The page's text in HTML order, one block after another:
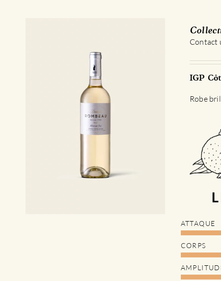
Contact
IGP
Robe
ATTAQUE
CORPS